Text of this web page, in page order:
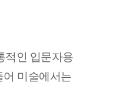
적인 입문자용
어 미술에서는